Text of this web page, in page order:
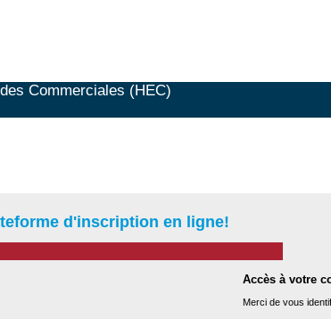
Commerciales (HEC)
d'inscription en ligne!
Accès à votre
Merci de vous